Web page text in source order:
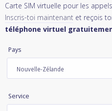
Carte SIM virtuelle pour les
Inscris-toi maintenant et reçois
téléphone virtuel
Pays
Service